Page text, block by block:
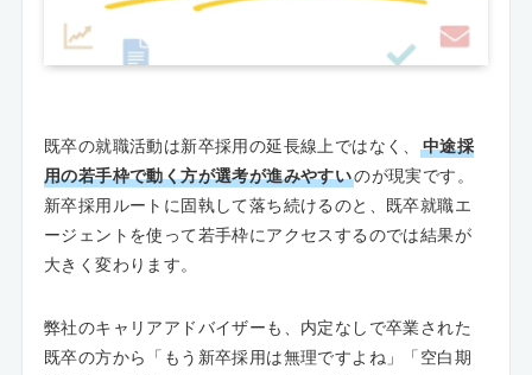
既卒の就職活動は新卒採用の延長線上ではなく、
中途採
用の若手枠で動く方が選考が進みやすいのが現実です。
新卒採用ルートに固執して落ち続けるのと、既卒就職エ
ージェントを使って若手枠にアクセスするのでは結果が
大きく変わります。
弊社のキャリアアドバイザーも、内定なしで卒業された
既卒の方から「もう新卒採用は無理ですよね」「空白期